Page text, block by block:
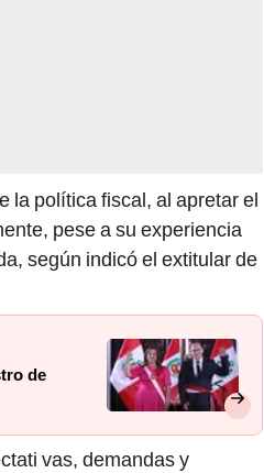
la política fiscal, al apretar el
pese a su experiencia
según indicó el extitular de
de
vas, demandas y